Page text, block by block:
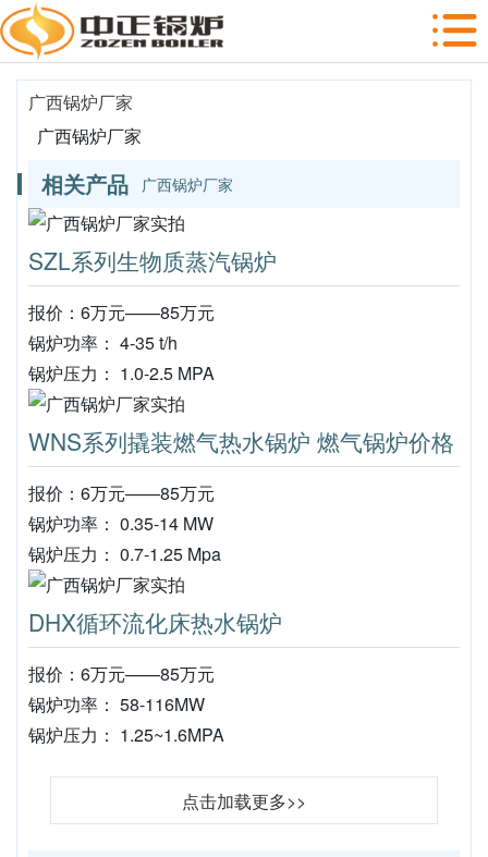
广西锅炉厂家
广西锅炉厂家
相关产品 广西锅炉厂家
SZL系列生物质蒸汽锅炉
报价：6万元——85万元
锅炉功率： 4-35 t/h
锅炉压力： 1.0-2.5 MPA
WNS系列撬装燃气热水锅炉 燃气锅炉价格
报价：6万元——85万元
锅炉功率： 0.35-14 MW
锅炉压力： 0.7-1.25 Mpa
DHX循环流化床热水锅炉
报价：6万元——85万元
锅炉功率： 58-116MW
锅炉压力： 1.25~1.6MPA
点击加载更多>>